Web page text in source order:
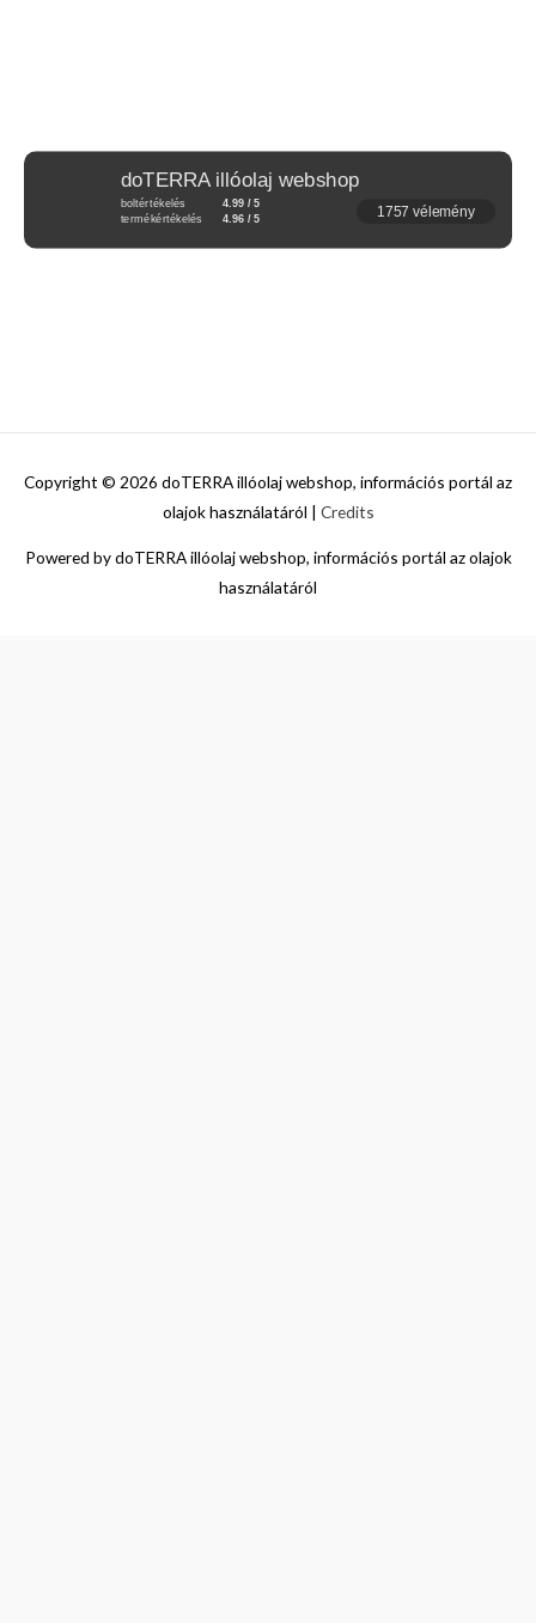
doTERRA illóolaj webshop
boltértékelés
4.99 / 5
termékértékelés
4.96 / 5 1757 vélemény
Copyright © 2026 doTERRA illóolaj webshop, információs portál az
olajok használatáról | Credits
Powered bydoTERRA illóolaj webshop, információs portál az olajok
használatáról